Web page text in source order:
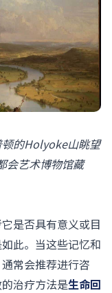
的Holyoke山眺望
会艺术博物馆藏
是否具有意义或目
此。当这些记忆和
常会推荐进行咨
治疗方法是生命回